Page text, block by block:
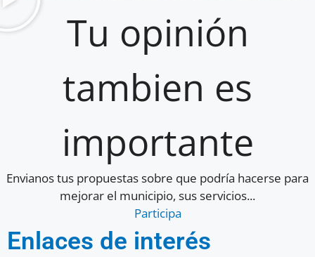
Tu opinión
tambien es
importante
Envianos tus propuestas sobre que podría hacerse para
mejorar el municipio, sus servicios...
Participa
Enlaces de interés